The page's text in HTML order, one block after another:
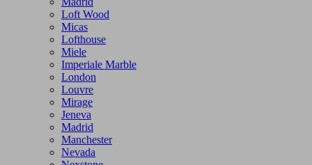
Loft Wood
Micas
Lofthouse
Miele
Imperiale Marble
London
Louvre
Mirage
Jeneva
Madrid
Manchester
Nevada